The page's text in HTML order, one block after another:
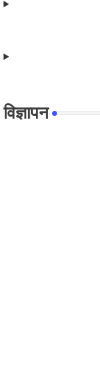
विज्ञापन